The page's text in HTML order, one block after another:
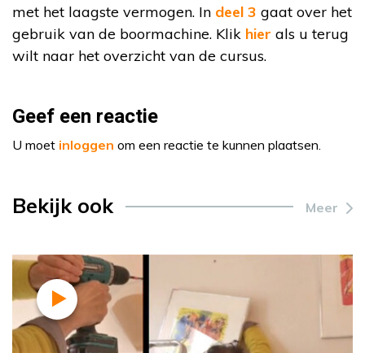
met het laagste vermogen. In deel 3 gaat over het
gebruik van de boormachine. Klik hier als u terug
wilt naar het overzicht van de cursus.
Geef een reactie
U moet inloggen om een reactie te kunnen plaatsen.
Bekijk ook Meer